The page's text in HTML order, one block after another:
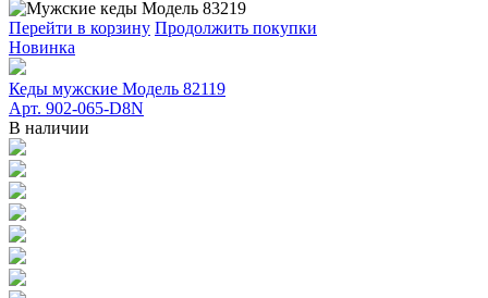
Перейти в корзину Продолжить покупки
Новинка
Кеды мужские Модель 82119
Арт. 902-065-D8N
В наличии